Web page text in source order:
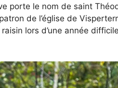
porte le nom de saint
de l’église de
lors d’une année